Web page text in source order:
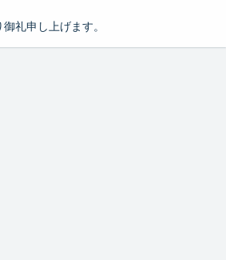
礼申し上げます。